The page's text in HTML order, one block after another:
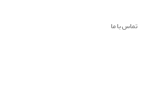
تماس با ما